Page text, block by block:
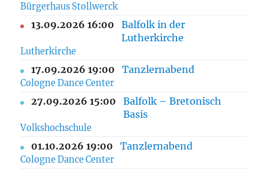
Bürgerhaus Stollwerck
13.09.2026 16:00
Balfolk in der
Lutherkirche
Lutherkirche
17.09.2026 19:00 Tanzlernabend
Cologne Dance Center
27.09.2026 15:00
Balfolk – Bretonisch
Basis
Volkshochschule
01.10.2026 19:00 Tanzlernabend
Cologne Dance Center